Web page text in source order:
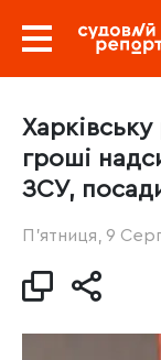
Харківську
гроші
ЗСУ,
П’ятниця, 9